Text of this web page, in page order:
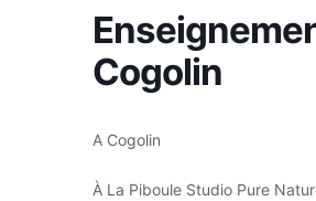
Cogolin
A Cogolin
À La Piboule Studio Pure